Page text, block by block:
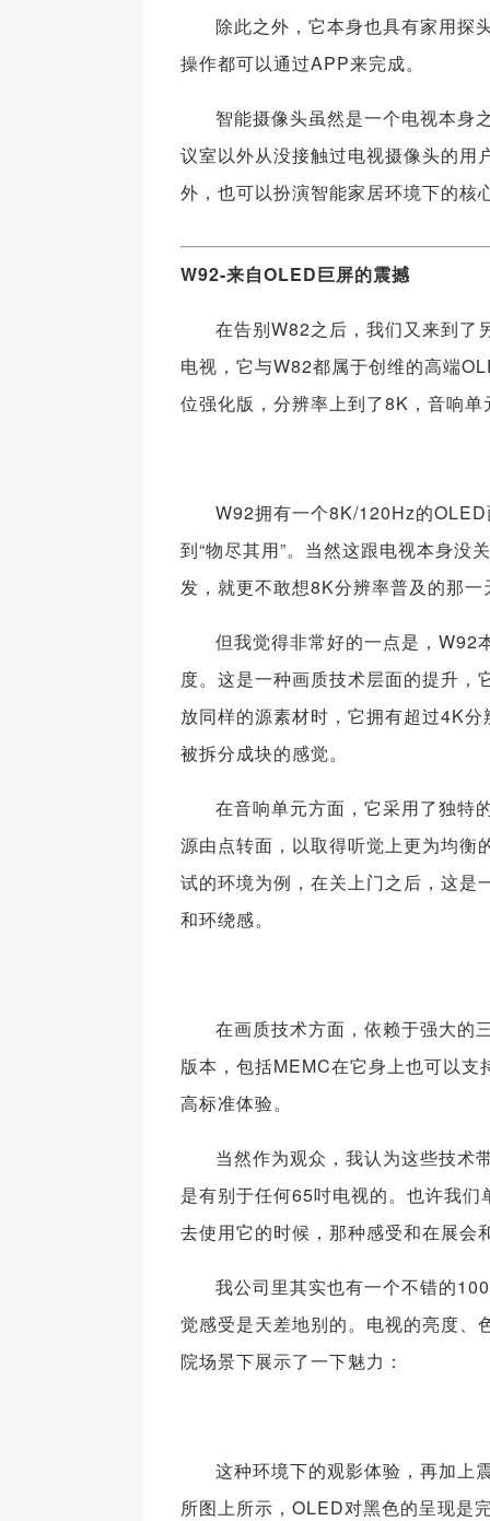
除此之外，它本身也具有家用探
操作都可以通过APP来完成。
智能摄像头虽然是一个电视本身
议室以外从没接触过电视摄像头的用
外，也可以扮演智能家居环境下的核
W92-来自OLED巨屏的震撼
在告别W82之后，我们又来到
电视，它与W82都属于创维的高端
位强化版，分辨率上到了8K，音响
W92拥有一个8K/120Hz的
到“物尽其用”。当然这跟电视本身没
发，就更不敢想8K分辨率普及的那一
但我觉得非常好的一点是，W92
度。这是一种画质技术层面的提升
放同样的源素材时，它拥有超过4K
被拆分成块的感觉。
在音响单元方面，它采用了独特
源由点转面，以取得听觉上更为均衡
试的环境为例，在关上门之后，这是
和环绕感。
在画质技术方面，依赖于强大的
版本，包括MEMC在它身上也可以
高标准体验。
当然作为观众，我认为这些技术
是有别于任何65吋电视的。也许我
去使用它的时候，那种感受和在展会
我公司里其实也有一个不错的
觉感受是天差地别的。电视的亮度、
院场景下展示了一下魅力：
这种环境下的观影体验，再加上
所图上所示，OLED对黑色的呈现是